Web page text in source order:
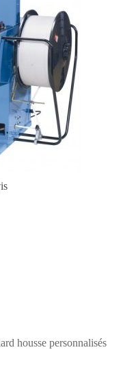
housse personnalisés